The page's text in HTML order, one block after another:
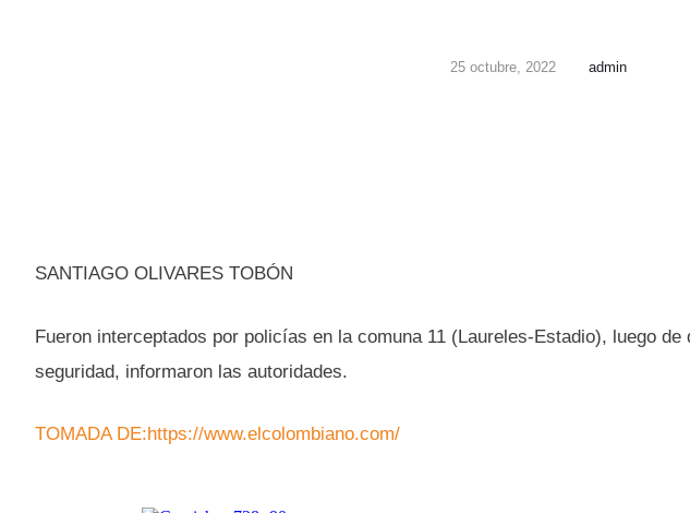
25 octubre, 2022 admin
SANTIAGO OLIVARES TOBÓN
Fueron interceptados por policías en la comuna 11 (Laureles-Estadio), luego
seguridad, informaron las autoridades.
TOMADA DE:https://www.elcolombiano.com/